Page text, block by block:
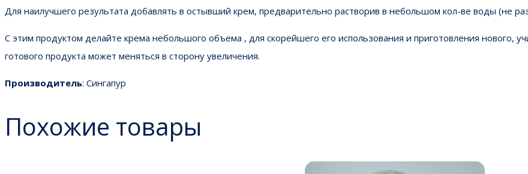
Для наилучшего результата добавлять в остывший крем, предварительно растворив в небольшом кол-ве воды (не
С этим продуктом делайте крема небольшого объема , для скорейшего его использования и приготовления нового,
готового продукта может меняться в сторону увеличения.
Производитель: Сингапур
Похожие товары